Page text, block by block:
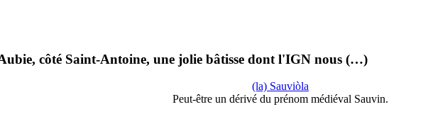
côté Saint-Antoine, une jolie bâtisse dont l'IGN nous (…)
(la) Sauviòla
Peut-être un dérivé du prénom médiéval Sauvin.